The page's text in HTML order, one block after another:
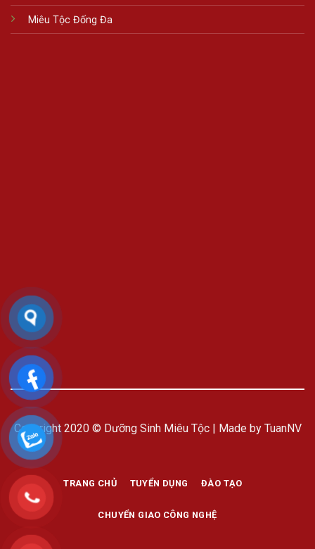
Miêu Tộc Đống Đa
Copyright 2020 © Dưỡng Sinh Miêu Tộc | Made by TuanNV
TRANG CHỦ TUYỂN DỤNG ĐÀO TẠO
CHUYỂN GIAO CÔNG NGHỆ